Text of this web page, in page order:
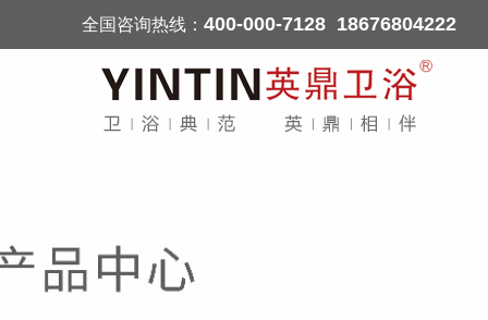
全国咨询热线：400-000-7128 18676804222